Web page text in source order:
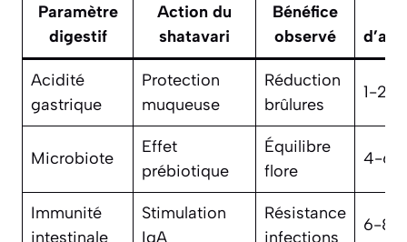
Paramètre
digestif
Action du
shatavari
Bénéfice
observé
Acidité
gastrique
Protection
muqueuse
Réduction
brûlures
1-2
Microbiote
Effet
prébiotique
Équilibre
flore
4-6
Immunité
intestinale
Stimulation
IgA
Résistance
infections
6-8